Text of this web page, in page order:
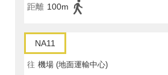
距離 100m
NA11
往 機場 (地面運輸中心)